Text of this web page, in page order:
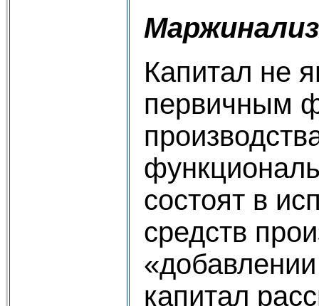
Капитал не
первичным
состоят в
средств
капитал